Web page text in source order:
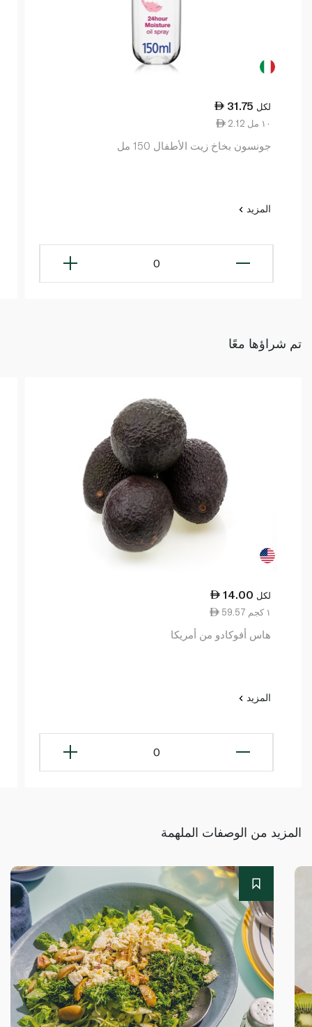
31.75 لكل
2.12 ١٠ مل
جونسون بخاخ زيت الأطفال 150 مل
المزيد
0
تم شراؤها معًا
14.00 لكل
59.57 ١ كجم
هاس أفوكادو من أمريكا
المزيد
0
المزيد من الوصفات الملهمة